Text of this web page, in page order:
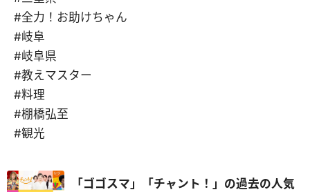
#全力！お助けちゃん
#岐阜
#岐阜県
#教えマスター
#料理
#棚橋弘至
#観光
「ゴゴスマ」「チャント！」の過去の人気